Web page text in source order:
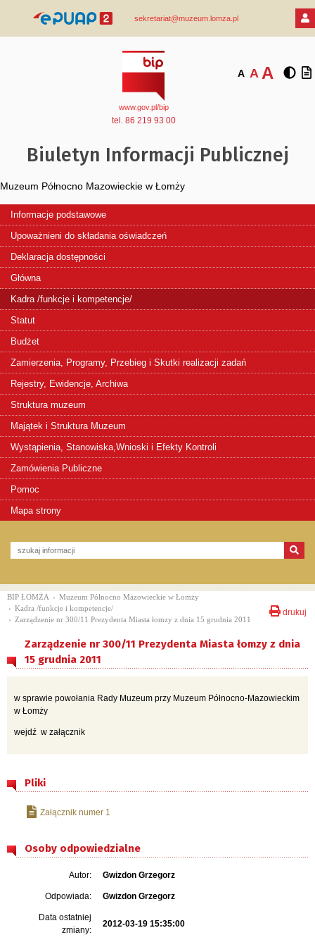
sekretariat@muzeum.lomza.pl
A A A
www.gov.pl/bip
tel. 86 219 93 00
Biuletyn Informacji Publicznej
Muzeum Północno Mazowieckie w Łomży
Informacje podstawowe
Upoważnieni do składania oświadczeń
Deklaracja dostępności
Główna
Kadra /funkcje i kompetencje/
Statut
Budżet
Zamierzenia, Programy, Przebieg i Skutki realizacji zadań
Rejestry, Ewidencje, Archiwa
Struktura muzeum
Majątek i Struktura Muzeum
Wystąpienia, Stanowiska,Wnioski i Efekty Kontroli
Zamówienia Publiczne
Pomoc
Mapa strony
drukuj
BIP ŁOMŻA › Muzeum Północno Mazowieckie w Łomży
› Kadra /funkcje i kompetencje/
› Zarządzenie nr 300/11 Prezydenta Miasta łomzy z dnia 15 grudnia 2011
Zarządzenie nr 300/11 Prezydenta Miasta łomzy z dnia
15 grudnia 2011
w sprawie powołania Rady Muzeum przy Muzeum Północno-Mazowieckim
w Łomży
wejdź w załącznik
Pliki
Załącznik numer 1
Osoby odpowiedzialne
Autor: Gwizdon Grzegorz
Odpowiada: Gwizdon Grzegorz
Data ostatniej
zmiany:
2012-03-19 15:35:00